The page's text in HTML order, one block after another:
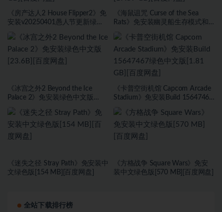
《房产达人2 House Flipper2》免
安装v20250401愚人节更新绿色
《海鼠诅咒 Curse of the Sea
Rats》免安装幽灵船生存模式和
GB][百度网盘]
《冰宫之外2 Beyond the Ice
Palace 2》免安装绿色中文版
《卡普空街机馆 Capcom Arcade
Stadium》免安装Build 15647467
《迷失之径 Stray Path》免安装中
文绿色版[154 MB][百度网盘]
《方格战争 ⁤Square Wars》免安
装中文绿色版[570 MB][百度网盘]
全站下载排行榜